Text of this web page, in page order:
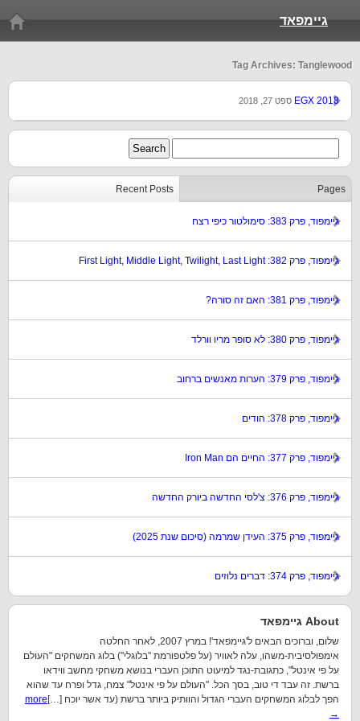
גיימפאד
Tag Archives: Tanglewood
EGX 2018 ספט 27, 2018
Recent Posts Pages
גיימפוד, פרק 383: סימולטור כיפי רצח
גיימפוד, פרק 382: First Light, Middle Light, Twilight, Last Light
גיימפוד, פרק 381: האם זה סורה?
גיימפוד, פרק 380: לא סופר מריו וורלד
גיימפוד, פרק 379: הערות מאנשים ברחוב
גיימפוד, פרק 378: הודים
גיימפוד, פרק 377: החיים הם Iron Man
גיימפוד, פרק 376: צ'לסי החדשה ביורק החדשה
גיימפוד, פרק 375: העידן שמרמה (סיכום שנת 2025)
גיימפוד, פרק 374: דברים נלוזים
About גיימפאד
שלום, וברוכים הבאים ל'גיימפאד'! במרץ 2007, לאחר החלטה
אימפולסיבית-משהו, עלה לאוויר (על פלטפורמת "בלוגלי") בלוג המשחקים "העולם
על פי אינטל", כתגובת-נגד למיעוט התוכן העברי בנושא משחקי מחשב ווידאו
ברשת. זה עבד די טוב, בסך הכל. "העולם על פי אינטל" צמח, גדל ופרח עד שהוא
הפך לבלוג המשחקים העברי הגדול והוותיק ביותר ברשת (עד אשר יוכח […] more
→